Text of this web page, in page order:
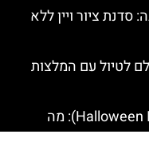
סדנת ציור ויין ללא
לטיול עם המלצות
ברצלונה בהאלווין (Halloween In Barcelona): מה